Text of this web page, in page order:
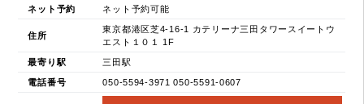
ネット予約 ネット予約可能
住所
東京都港区芝4-16-1 カテリーナ三田タワースイートウ
エスト１０１ 1F
最寄り駅 三田駅
電話番号 050-5594-3971 050-5591-0607